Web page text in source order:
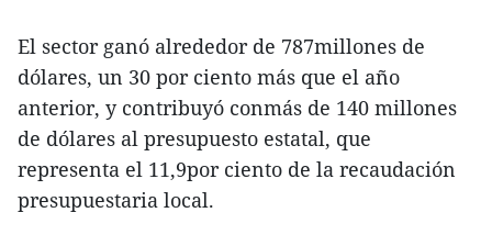
El sector ganó alrededor de 787millones de
dólares, un 30 por ciento más que el año
anterior, y contribuyó conmás de 140 millones
de dólares al presupuesto estatal, que
representa el 11,9por ciento de la recaudación
presupuestaria local.